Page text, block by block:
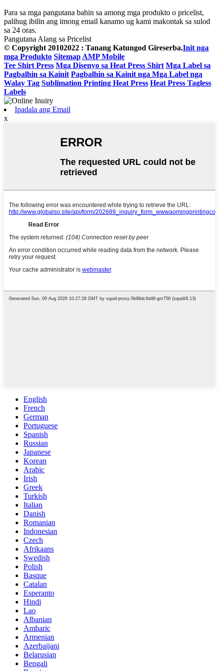
Para sa mga pangutana bahin sa among mga produkto o pricelist,
palihug ibilin ang imong email kanamo ug kami makontak sa sulod
sa 24 oras.
Pangutana Alang sa Pricelist
© Copyright 20102022 : Tanang Katungod Gireserba.Init nga
mga Produkto Sitemap AMP Mobile
Tee Shirt Press Mga Disenyo sa Heat Press Shirt Mga Label sa
Pagbalhin sa Kainit Pagbalhin sa Kainit nga Mga Label nga
Walay Tag Sublimation Printing Heat Press Heat Press Tagless
Labels
Ipadala ang Email
x
English
French
German
Portuguese
Spanish
Russian
Japanese
Korean
Arabic
Irish
Greek
Turkish
Italian
Danish
Romanian
Indonesian
Czech
Afrikaans
Swedish
Polish
Basque
Catalan
Esperanto
Hindi
Lao
Albanian
Amharic
Armenian
Azerbaijani
Belarusian
Bengali